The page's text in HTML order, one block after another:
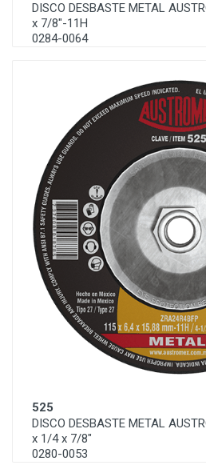
DISCO DESBASTE METAL
x 7/8"-11H
0284-0064
525
DISCO DESBASTE METAL
x 1/4 x 7/8"
0280-0053